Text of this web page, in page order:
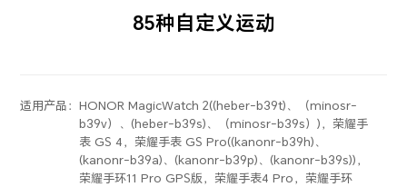
85种自定义运动
适用产品：HONOR MagicWatch 2((heber-b39t)、（minosr-
b39v）、(heber-b39s)、（minosr-b39s）)，荣耀手
表 GS 4，荣耀手表 GS Pro((kanonr-b39h)、
(kanonr-b39a)、(kanonr-b39p)、(kanonr-b39s))，
荣耀手环11 Pro GPS版，荣耀手表4 Pro，荣耀手环